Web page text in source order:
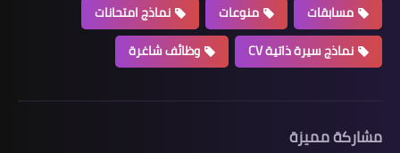
مسابقات
منوعات
نماذج امتحانات
نماذج سيرة ذاتية CV
وظائف شاغرة
مشاركة مميزة